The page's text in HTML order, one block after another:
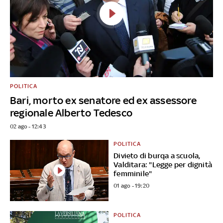
Bari, morto ex senatore ed ex assessore
regionale Alberto Tedesco
POLITICA
02 ago - 12:43
Divieto di burqa a scuola,
Valditara: "Legge per dignità
femminile"
POLITICA
01 ago - 19:20
POLITICA